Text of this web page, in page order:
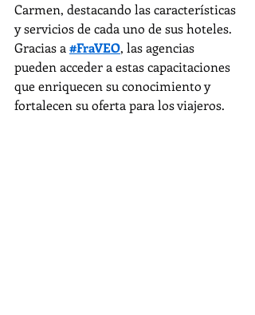
Carmen, destacando las características
y servicios de cada uno de sus hoteles.
Gracias a #FraVEO, las agencias
pueden acceder a estas capacitaciones
que enriquecen su conocimiento y
fortalecen su oferta para los viajeros.